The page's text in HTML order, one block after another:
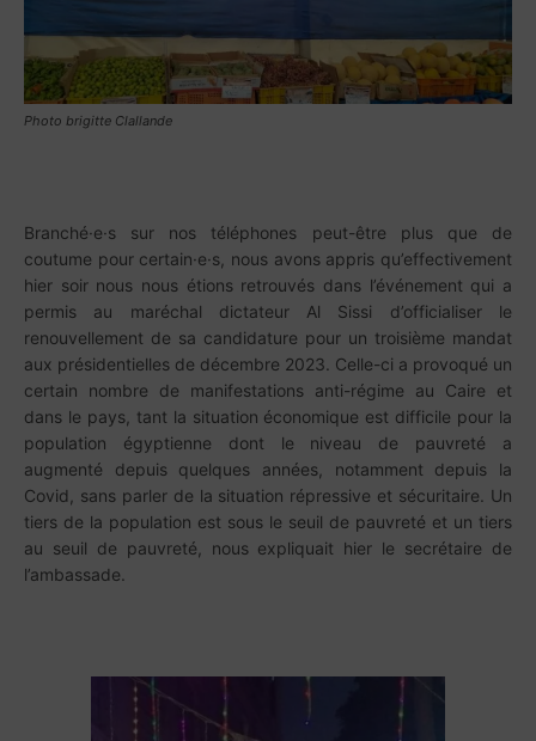
Photo brigitte Clallande
Branché·e·s sur nos téléphones peut-être plus que de
coutume pour certain·e·s, nous avons appris qu’effectivement
hier soir nous nous étions retrouvés dans l’événement qui a
permis au maréchal dictateur Al Sissi d’officialiser le
renouvellement de sa candidature pour un troisième mandat
aux présidentielles de décembre 2023. Celle-ci a provoqué un
certain nombre de manifestations anti-régime au Caire et
dans le pays, tant la situation économique est difficile pour la
population égyptienne dont le niveau de pauvreté a
augmenté depuis quelques années, notamment depuis la
Covid, sans parler de la situation répressive et sécuritaire. Un
tiers de la population est sous le seuil de pauvreté et un tiers
au seuil de pauvreté, nous expliquait hier le secrétaire de
l’ambassade.